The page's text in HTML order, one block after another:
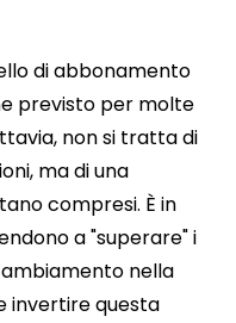
di abbonamento
previsto per molte
non si tratta di
ma di una
compresi. È in
a "superare" i
nella
invertire questa